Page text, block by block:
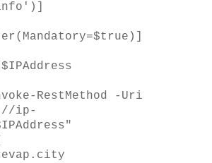
RestMethod -Uri
ip-